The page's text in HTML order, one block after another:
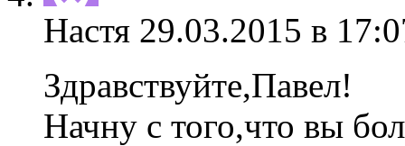
Настя 29.03.2015 в
Здравствуйте,Павел!
Начну с того,что вы